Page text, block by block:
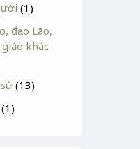
(1)
đạo Lão,
khác
(13)
(1)